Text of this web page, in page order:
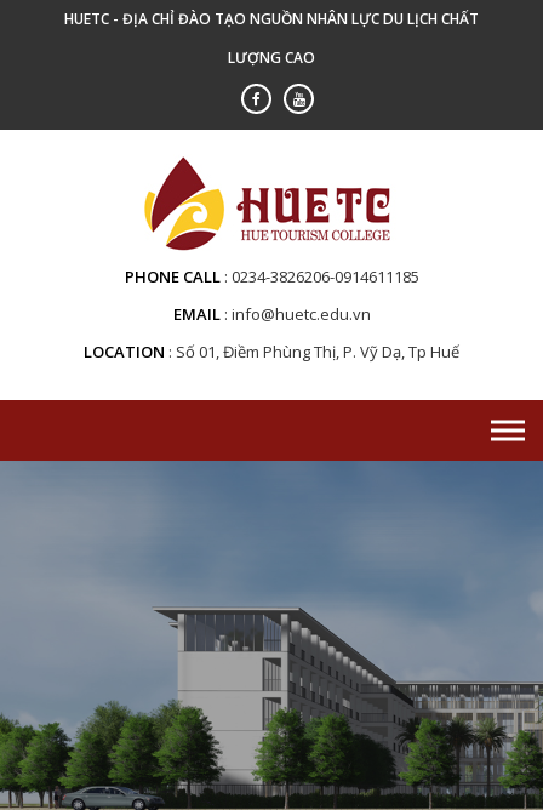
HUETC - ĐỊA CHỈ ĐÀO TẠO NGUỒN NHÂN LỰC DU LỊCH CHẤT
LƯỢNG CAO
PHONE CALL 0234-3826206-0914611185
EMAIL info@huetc.edu.vn
LOCATION
Số 01, Điềm Phùng Thị, P. Vỹ Dạ, Tp Huế